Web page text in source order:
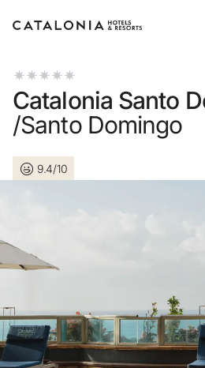
Catalonia Santo
/Santo Domingo
9.4/10